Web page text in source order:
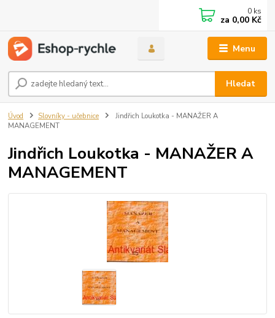
Menu
Hledat
0 ks
za 0,00 Kč
Úvod Slovníky - učebnice
Jindřich Loukotka - MANAŽER A
MANAGEMENT
Jindřich Loukotka - MANAŽER A
MANAGEMENT